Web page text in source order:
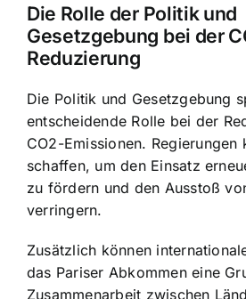
Die Rolle der Politik und
Gesetzgebung bei der
Reduzierung
Die Politik und Gesetzgebung
entscheidende Rolle bei der
CO2-Emissionen. Regierungen
schaffen, um den Einsatz
zu fördern und den Ausstoß
verringern.
Zusätzlich können
das Pariser Abkommen eine
Zusammenarbeit zwischen